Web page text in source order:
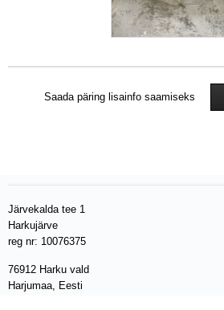
Saada päring lisainfo saamiseks
Järvekalda tee 1
Harkujärve
reg nr: 10076375
76912 Harku vald
Harjumaa, Eesti